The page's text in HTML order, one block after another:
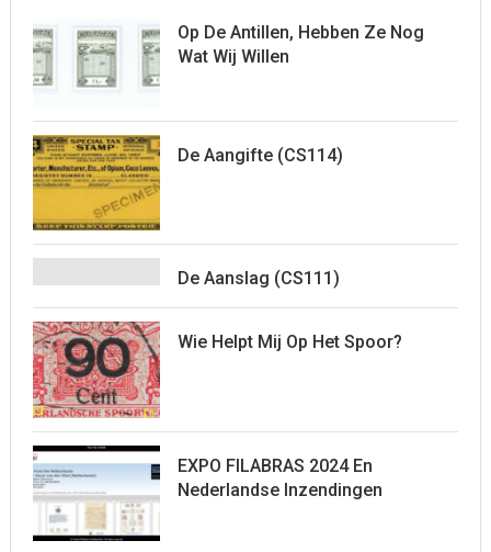
Op De Antillen, Hebben Ze Nog
Wat Wij Willen
De Aangifte (CS114)
De Aanslag (CS111)
Wie Helpt Mij Op Het Spoor?
EXPO FILABRAS 2024 En
Nederlandse Inzendingen